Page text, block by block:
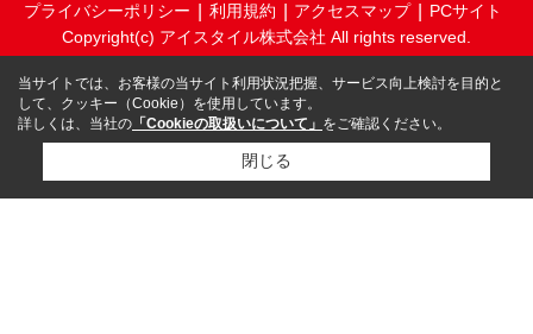
プライバシーポリシー 利用規約 アクセスマップ
PCサイト
Copyright(c) アイスタイル株式会社 All rights reserved.
当サイトでは、お客様の当サイト利用状況把握、サービス向上検討を目的と
して、クッキー（Cookie）を使用しています。
詳しくは、当社の 「Cookieの取扱いについて」 をご確認ください。
閉じる